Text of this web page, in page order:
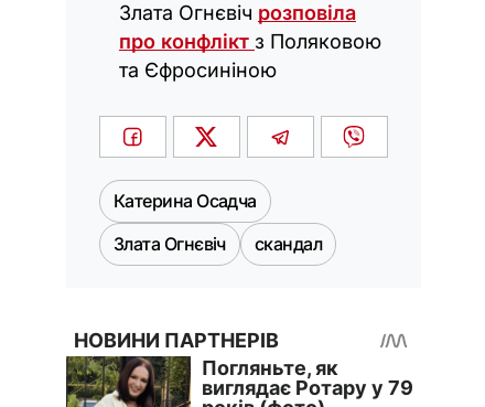
Злата Огнєвіч розповіла
про конфлікт з Поляковою
та Єфросиніною
Катерина Осадча
Злата Огнєвіч
скандал